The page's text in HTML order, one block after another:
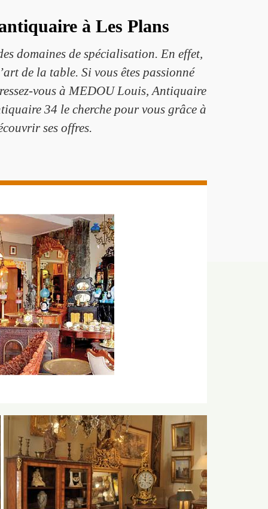
à Les Plans
domaines de spécialisation. En effet,
de la table. Si vous êtes passionné
vous à MEDOU Louis, Antiquaire
34 le cherche pour vous grâce à
ses offres.